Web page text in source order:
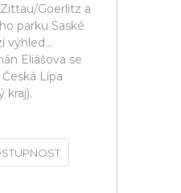
Goerlitz a
parku Saské
výhled...
Eliášova se
Lípa
kraj).